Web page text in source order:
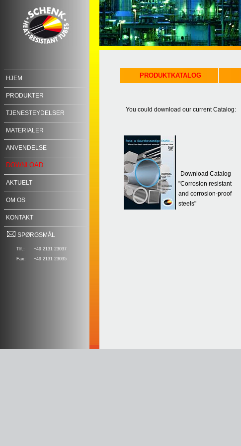
HJEM
PRODUKTER
TJENESTEYDELSER
MATERIALER
ANVENDELSE
DOWNLOAD
AKTUELT
OM OS
KONTAKT
SPØRGSMÅL
Tlf.:
+49 2131 23037
Fax:
+49 2131 23035
PRODUKTKATALOG
You could download our current Catalog:
Download Catalog
"Corrosion resistant
and corrosion-proof
steels"